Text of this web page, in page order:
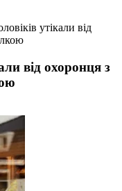
утікали від
від охоронця з